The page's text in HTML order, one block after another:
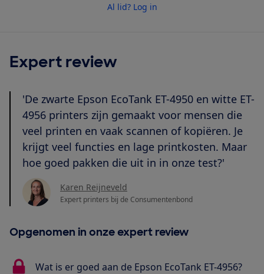
Al lid? Log in
Expert review
'De zwarte Epson EcoTank ET-4950 en witte ET-
4956 printers zijn gemaakt voor mensen die
veel printen en vaak scannen of kopiëren. Je
krijgt veel functies en lage printkosten. Maar
hoe goed pakken die uit in in onze test?'
Karen Reijneveld
Expert printers bij de Consumentenbond
Opgenomen in onze expert review
Wat is er goed aan de Epson EcoTank ET-4956?